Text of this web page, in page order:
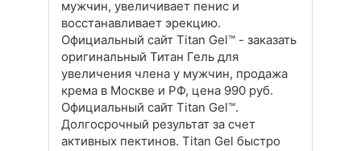
мужчин, увеличивает пенис и
восстанавливает эрекцию.
Официальный сайт Titan Gel™ - заказать
оригинальный Титан Гель для
увеличения члена у мужчин, продажа
крема в Москве и РФ, цена 990 руб.
Официальный сайт Titan Gel™.
Долгосрочный результат за счет
активных пектинов. Titan Gel быстро